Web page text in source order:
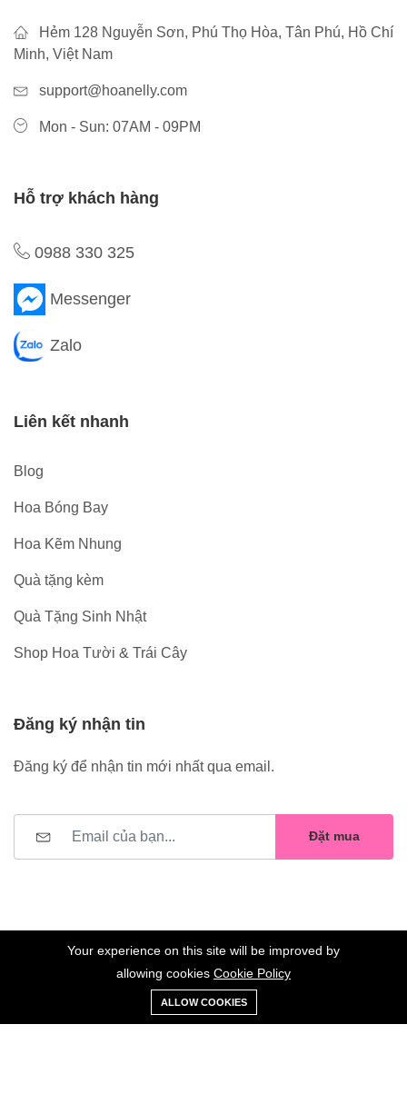
Hẻm 128 Nguyễn Sơn, Phú Thọ Hòa, Tân Phú, Hồ Chí
Minh, Việt Nam
support@hoanelly.com
Mon - Sun: 07AM - 09PM
Hỗ trợ khách hàng
0988 330 325
Messenger
Zalo
Liên kết nhanh
Blog
Hoa Bóng Bay
Hoa Kẽm Nhung
Quà tặng kèm
Quà Tặng Sinh Nhật
Shop Hoa Tười & Trái Cây
Đăng ký nhận tin
Đăng ký để nhận tin mới nhất qua email.
Đặt mua
©2023 Hoa Nelly . All Rights Reserved.
0
Xe
đẩy
Danh sách
yêu thích
Your experience on this site will be improved by
allowing cookies Cookie Policy
ALLOW COOKIES